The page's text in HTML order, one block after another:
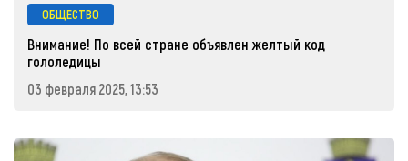
ОБЩЕСТВО
Внимание! По всей стране объявлен желтый код
гололедицы
03 февраля 2025, 13:53